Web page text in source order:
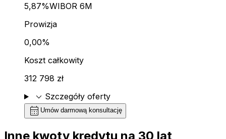
5,87%WIBOR 6M
Prowizja
0,00%
Koszt całkowity
312 798 zł
expand_more Szczegóły oferty
calendar_month Umów darmową konsultację
Inne kwoty kredytu na 30 lat